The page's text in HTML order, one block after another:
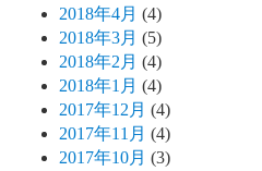
2018年4月 (4)
2018年3月 (5)
2018年2月 (4)
2018年1月 (4)
2017年12月 (4)
2017年11月 (4)
2017年10月 (3)